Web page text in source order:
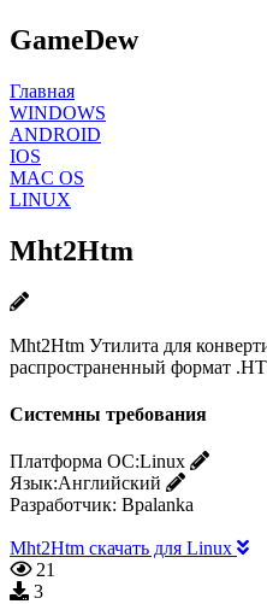
GameDew
Главная
WINDOWS
ANDROID
IOS
MAC OS
LINUX
Mht2Htm
Mht2Htm Утилита для
распространенный формат
Системны требования
Платформа ОС:Linux
Язык:Английский
Разработчик: Bpalanka
Mht2Htm скачать для Linux
21
3